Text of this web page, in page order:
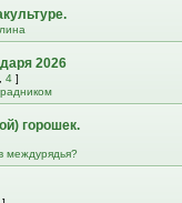
2026
4 ]
горошек.
междурядья?